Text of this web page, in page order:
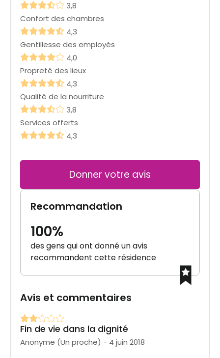
3,8
Confort des chambres
4,3
Gentillesse des employés
4,0
Propreté des lieux
4,3
Qualité de la nourriture
3,8
Services offerts
4,3
Donner votre avis
Recommandation
100%
des gens qui ont donné un avis
recommandent cette résidence
Avis et commentaires
Fin de vie dans la dignité
Anonyme (Un proche) - 4 juin 2018